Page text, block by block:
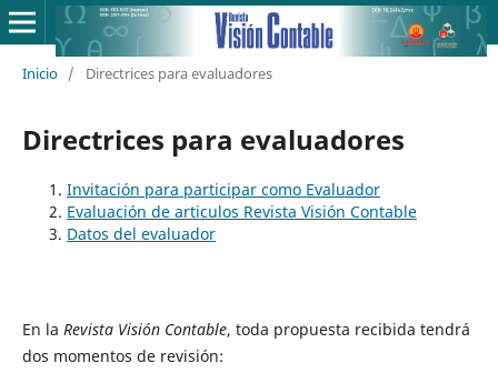
Inicio / Directrices para evaluadores
Directrices para evaluadores
Invitación para participar como Evaluador
Evaluación de articulos Revista Visión Contable
Datos del evaluador
En la Revista Visión Contable, toda propuesta recibida tendrá
dos momentos de revisión: